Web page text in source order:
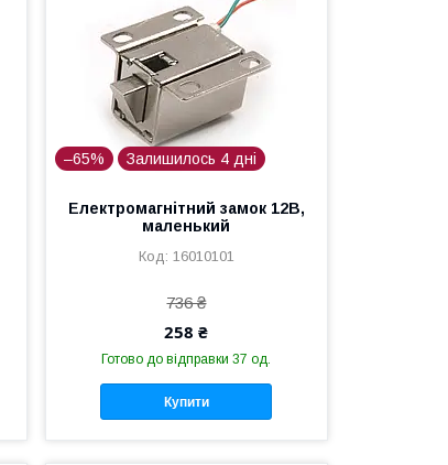
–65% Залишилось 4 дні
Електромагнітний замок 12В,
маленький
16010101
736 ₴
258 ₴
Готово до відправки 37 од.
Купити